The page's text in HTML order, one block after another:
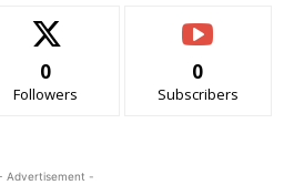
0
Followers
0
Subscribers
Advertisement -